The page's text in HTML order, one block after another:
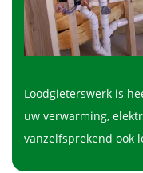
Loodgieterswerk is
uw verwarming,
vanzelfsprekend ook